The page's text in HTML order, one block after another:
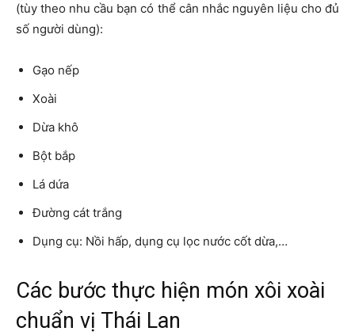
(tùy theo nhu cầu bạn có thể cân nhắc nguyên liệu cho đủ
số người dùng):
Gạo nếp
Xoài
Dừa khô
Bột bắp
Lá dứa
Đường cát trắng
Dụng cụ: Nồi hấp, dụng cụ lọc nước cốt dừa,…
Các bước thực hiện món xôi xoài
chuẩn vị Thái Lan